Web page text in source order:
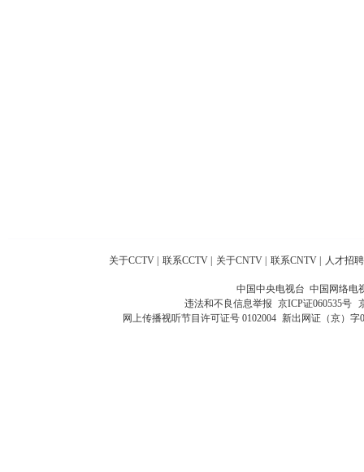
关于CCTV 联系CCTV 关于CNTV 联系CNTV 人才招聘
中国中央电视台 中国网络电
违法和不良信息举报 京ICP证060535号
网上传播视听节目许可证号 0102004 新出网证（京）